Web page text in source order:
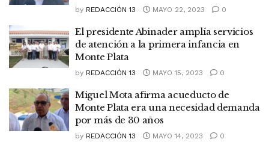
by REDACCIÓN 13 MAYO 22, 2023 0
El presidente Abinader amplía servicios
de atención a la primera infancia en
Monte Plata
by REDACCIÓN 13 MAYO 15, 2023 0
Miguel​ ​Mota afirma acueducto de
Monte Plata era una necesidad demanda
por más de 30 años
by REDACCIÓN 13 MAYO 14, 2023 0